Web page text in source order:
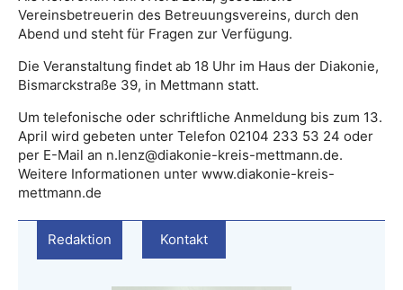
Vereinsbetreuerin des Betreuungsvereins, durch den
Abend und steht für Fragen zur Verfügung.
Die Veranstaltung findet ab 18 Uhr im Haus der Diakonie,
Bismarckstraße 39, in Mettmann statt.
Um telefonische oder schriftliche Anmeldung bis zum 13.
April wird gebeten unter Telefon 02104 233 53 24 oder
per E-Mail an n.lenz@diakonie-kreis-mettmann.de.
Weitere Informationen unter www.diakonie-kreis-
mettmann.de
Redaktion Kontakt